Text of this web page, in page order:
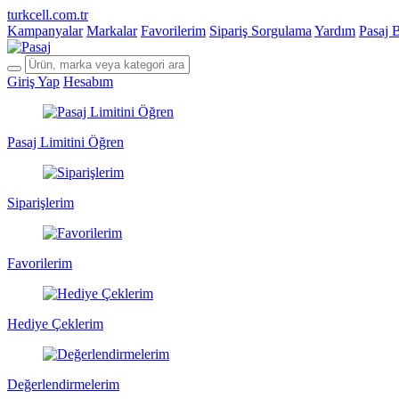
turkcell.com.tr
Kampanyalar Markalar Favorilerim Sipariş Sorgulama Yardım Pasaj
Giriş Yap Hesabım
Pasaj Limitini Öğren
Siparişlerim
Favorilerim
Hediye Çeklerim
Değerlendirmelerim